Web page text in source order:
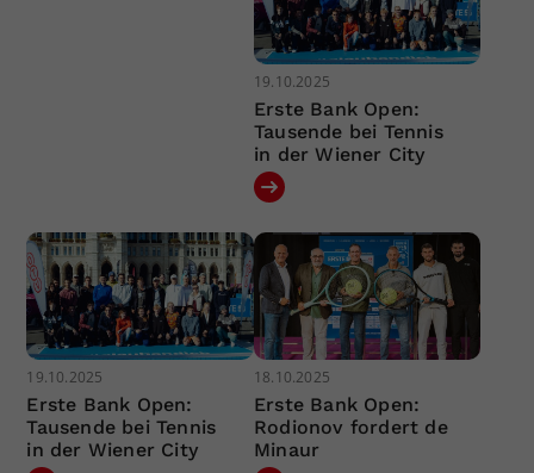
19.10.2025
Erste Bank Open:
Tausende bei Tennis
in der Wiener City
19.10.2025
Erste Bank Open:
Tausende bei Tennis
in der Wiener City
18.10.2025
Erste Bank Open:
Rodionov fordert de
Minaur